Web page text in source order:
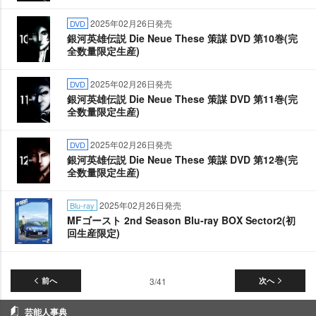
DVD 2025年02月26日発売
銀河英雄伝説 Die Neue These 策謀 DVD 第10巻(完
全数量限定生産)
DVD 2025年02月26日発売
銀河英雄伝説 Die Neue These 策謀 DVD 第11巻(完
全数量限定生産)
DVD 2025年02月26日発売
銀河英雄伝説 Die Neue These 策謀 DVD 第12巻(完
全数量限定生産)
Blu-ray 2025年02月26日発売
MFゴースト 2nd Season Blu-ray BOX Sector2(初
回生産限定)
前へ 次へ
3/41
芸能人事典